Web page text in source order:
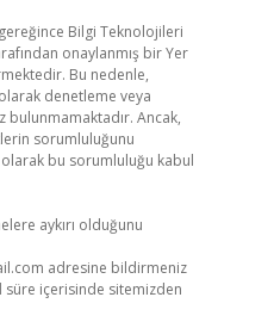
gereğince Bilgi Teknolojileri
onaylanmış bir Yer
Bu nedenle,
denetleme veya
bulunmamaktadır. Ancak,
sorumluluğunu
bu sorumluluğu kabul
aykırı olduğunu
adresine bildirmeniz
içerisinde sitemizden